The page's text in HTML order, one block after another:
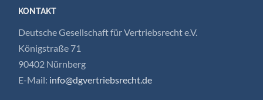
KONTAKT
Deutsche Gesellschaft für Vertriebsrecht e.V.
Königstraße 71
90402 Nürnberg
E-Mail: info@dgvertriebsrecht.de